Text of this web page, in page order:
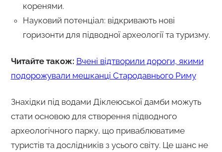
коренями.
Науковий потенціал: відкривають нові
горизонти для підводної археології та туризму.
Читайте також: Вчені відтворили дороги, якими
подорожували мешканці Стародавнього Риму
Знахідки під водами Діклеюської дамби можуть
стати основою для створення підводного
археологічного парку, що приваблюватиме
туристів та дослідників з усього світу. Це шанс не